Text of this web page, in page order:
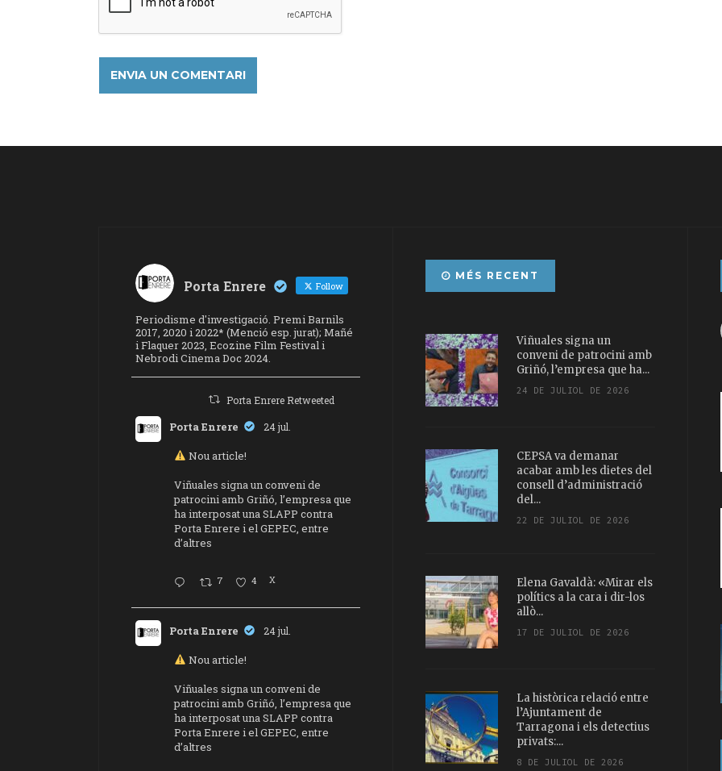
Porta Enrere Follow
Periodisme d'investigació. Premi Barnils
2017, 2020 i 2022* (Menció esp. jurat); Mañé
i Flaquer 2023, Ecozine Film Festival i
Nebrodi Cinema Doc 2024.
Porta Enrere Retweeted
Porta Enrere 24 jul.
Nou article!
Viñuales signa un conveni de
patrocini amb Griñó, l’empresa que
ha interposat una SLAPP contra
Porta Enrere i el GEPEC, entre
d’altres
7 4 X
Porta Enrere 24 jul.
Nou article!
Viñuales signa un conveni de
patrocini amb Griñó, l’empresa que
ha interposat una SLAPP contra
Porta Enrere i el GEPEC, entre
d’altres
MÉS RECENT
Viñuales signa un
conveni de patrocini amb
Griñó, l’empresa que ha...
24 DE JULIOL DE 2026
CEPSA va demanar
acabar amb les dietes del
consell d’administració
del...
22 DE JULIOL DE 2026
Elena Gavaldà: «Mirar els
polítics a la cara i dir-los
allò...
17 DE JULIOL DE 2026
La històrica relació entre
l’Ajuntament de
Tarragona i els detectius
privats:...
8 DE JULIOL DE 2026